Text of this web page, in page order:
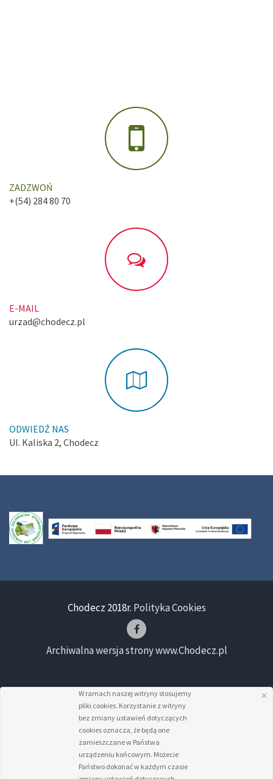
ZADZWOŃ
+(54) 284 80 70
E-MAIL
urzad@chodecz.pl
ODWIEDŹ NAS
Ul. Kaliska 2, Chodecz
Chodecz 2018r. Polityka Cookies
Archiwalna wersja strony www.Chodecz.pl
W ramach naszej witryny stosujemy
pliki cookies. Korzystanie z witryny
bez zmiany ustawień dotyczących
cookies oznacza, że będą one
zamieszczane w Państwa
urządzeniu końcowym. Możecie
Państwo dokonać w każdym czasie